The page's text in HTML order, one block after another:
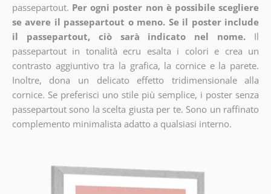
passepartout. Per ogni poster non è possibile scegliere
se avere il passepartout o meno. Se il poster include
il passepartout, ciò sarà indicato nel nome.
Il
passepartout in tonalità ecru esalta i colori e crea un
contrasto aggiuntivo tra la grafica, la cornice e la parete.
Inoltre, dona un delicato effetto tridimensionale alla
cornice. Se preferisci uno stile più semplice, i poster senza
passepartout sono la scelta giusta per te. Sono un raffinato
complemento minimalista adatto a qualsiasi interno.